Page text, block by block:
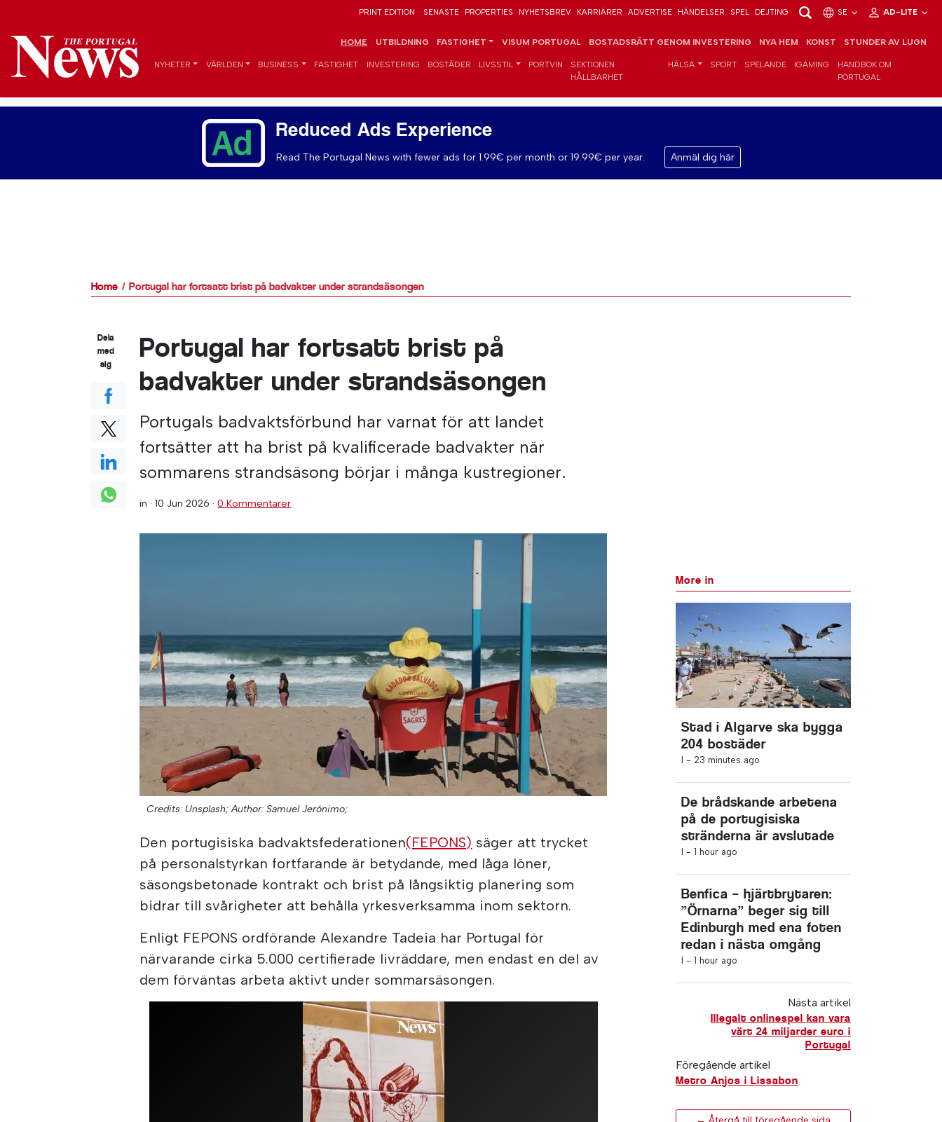
PRINT EDITION SENASTE PROPERTIES NYHETSBREV KARRIÄRER ADVERTISE HÄNDELSER SPEL DEJTING SE AD-LITE
HOME UTBILDNING FASTIGHET VISUM PORTUGAL BOSTADSRÄTT GENOM INVESTERING NYA HEM KONST STUNDER AV LUGN
NYHETER VÄRLDEN BUSINESS FASTIGHET INVESTERING BOSTÄDER LIVSSTIL PORTVIN
SEKTIONEN
HÅLLBARHET
HÄLSA SPORT SPELANDE IGAMING
HANDBOK OM
PORTUGAL
Reduced Ads Experience
Read The Portugal News with fewer ads for 1.99€ per month or 19.99€ per year. Anmäl dig här
Home Portugal har fortsatt brist på badvakter under strandsäsongen
Portugal har fortsatt brist på
badvakter under strandsäsongen
Portugals badvaktsförbund har varnat för att landet
fortsätter att ha brist på kvalificerade badvakter när
sommarens strandsäsong börjar i många kustregioner.
in ·10 Jun 2026 ·0 Kommentarer
Credits: Unsplash; Author: Samuel Jerónimo;
Den portugisiska badvaktsfederationen(FEPONS) säger att trycket
på personalstyrkan fortfarande är betydande, med låga löner,
säsongsbetonade kontrakt och brist på långsiktig planering som
bidrar till svårigheter att behålla yrkesverksamma inom sektorn.
Enligt FEPONS ordförande Alexandre Tadeia har Portugal för
närvarande cirka 5.000 certifierade livräddare, men endast en del av
dem förväntas arbeta aktivt under sommarsäsongen.
Dela
med
sig
More in
Stad i Algarve ska bygga
204 bostäder
I - 23 minutes ago
De brådskande arbetena
på de portugisiska
stränderna är avslutade
I - 1 hour ago
Benfica – hjärtbrytaren:
”Örnarna” beger sig till
Edinburgh med ena foten
redan i nästa omgång
I - 1 hour ago
Nästa artikel
Illegalt onlinespel kan vara
värt 24 miljarder euro i
Portugal
Föregående artikel
Metro Anjos i Lissabon